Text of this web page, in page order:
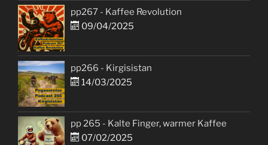
pp267 - Kaffee Revolution
09/04/2025
pp266 - Kirgisistan
14/03/2025
pp 265 - Kalte Finger, warmer Kaffee
07/02/2025